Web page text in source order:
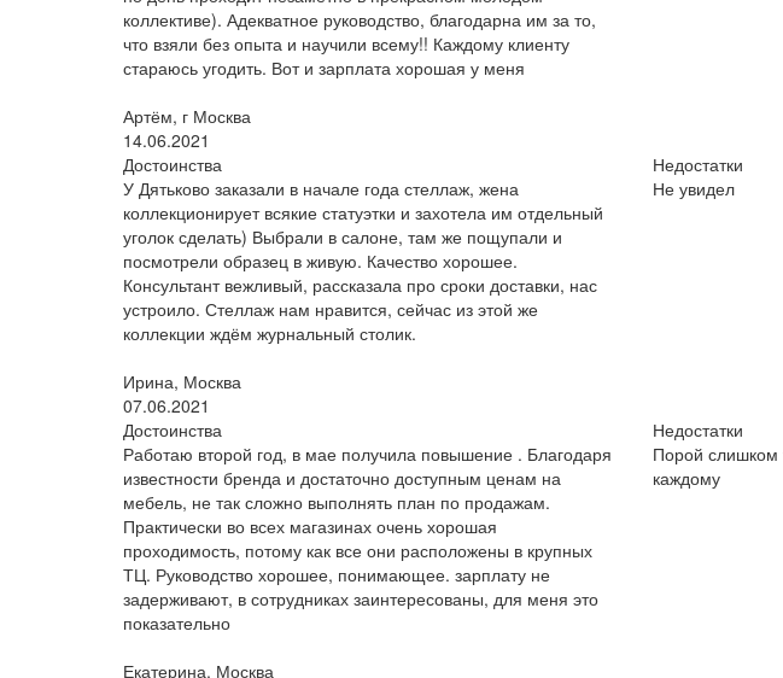
коллективе). Адекватное руководство, благодарна им за то,
что взяли без опыта и научили всему!! Каждому клиенту
стараюсь угодить. Вот и зарплата хорошая у меня
Артём, г Москва
14.06.2021
Достоинства
У Дятьково заказали в начале года стеллаж, жена
коллекционирует всякие статуэтки и захотела им отдельный
уголок сделать) Выбрали в салоне, там же пощупали и
посмотрели образец в живую. Качество хорошее.
Консультант вежливый, рассказала про сроки доставки, нас
устроило. Стеллаж нам нравится, сейчас из этой же
коллекции ждём журнальный столик.
Недостатки
Не увидел
Ирина, Москва
07.06.2021
Достоинства
Работаю второй год, в мае получила повышение . Благодаря
известности бренда и достаточно доступным ценам на
мебель, не так сложно выполнять план по продажам.
Практически во всех магазинах очень хорошая
проходимость, потому как все они расположены в крупных
ТЦ. Руководство хорошее, понимающее. зарплату не
задерживают, в сотрудниках заинтересованы, для меня это
показательно
Недостатки
Порой слишком
каждому
Екатерина, Москва